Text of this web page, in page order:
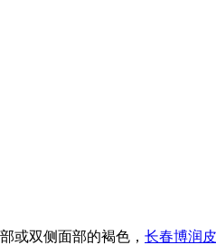
或双侧面部的褐色， 长春博润